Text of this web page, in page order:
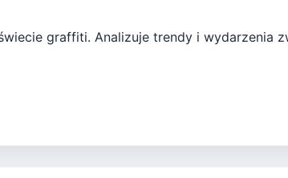
graffiti. Analizuje trendy i wydarzenia